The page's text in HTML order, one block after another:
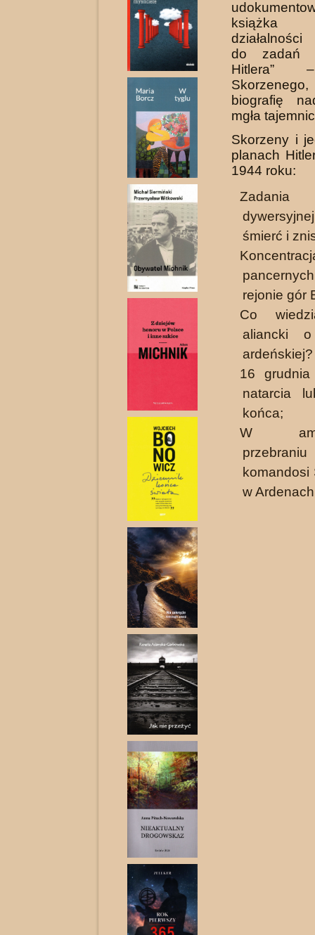
książka
działalności
do zadań
Hitlera”
biografię
mgła
Skorzeny i
planach
1944 roku:
Zadania
śmierć i
rejonie gór
Co
aliancki o
ardeńskiej?
16
natarcia
końca;
W
komandosi
w